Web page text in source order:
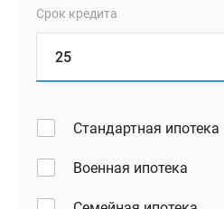
многокомнатном
жилье
присутствуют
дополнительные
квартирах
Срок кредита
Стандартная ипотека
Военная ипотека